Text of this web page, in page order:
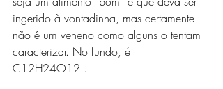
ingerido à vontadinha, mas certamente
não é um veneno como alguns o tentam
caracterizar. No fundo, é
C12H24O12...